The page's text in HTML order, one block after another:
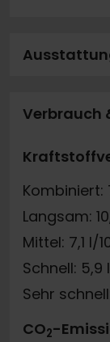
Verbrauch
Kombiniert:
Langsam:
Mittel: 7,1 l/
Schnell: 5,9
Sehr
CO2-